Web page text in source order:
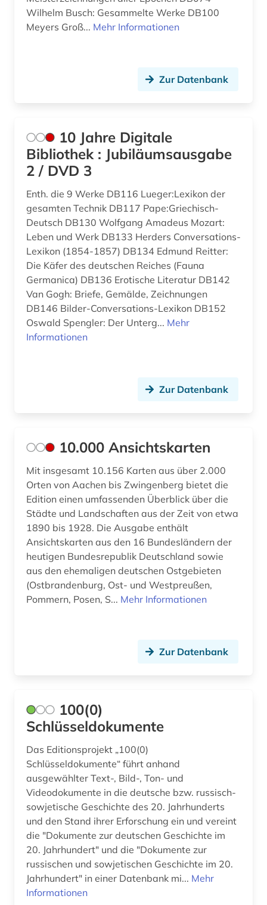
antarktika (1)
antarktis (2)
anthologie (5)
anthropologie (9)
anthroposophie (1)
anthropozän (1)
antifaschismus (2)
antiheld (1)
antikolonialismus (2)
antisemitismus (8)
antisemitismus (motiv) (1)
antisemitismusforschung (1)
apartheid (3)
apologetik (1)
apostolische pönitentiarie (1)
apotheke (1)
arabistik (5)
arbeit (1)
arbeiterbewegung (12)
arbeiterin (1)
arbeiterklasse (1)
arbeitsbeziehungen (1)
arbeitskampf (1)
architektur (11)
Wilhelm Busch: Gesammelte Werke DB100
Meyers Groß... Mehr Informationen
Zur Datenbank
10 Jahre Digitale
Bibliothek : Jubiläumsausgabe
2 / DVD 3
Enth. die 9 Werke DB116 Lueger:Lexikon der
gesamten Technik DB117 Pape:Griechisch-
Deutsch DB130 Wolfgang Amadeus Mozart:
Leben und Werk DB133 Herders Conversations-
Lexikon (1854-1857) DB134 Edmund Reitter:
Die Käfer des deutschen Reiches (Fauna
Germanica) DB136 Erotische Literatur DB142
Van Gogh: Briefe, Gemälde, Zeichnungen
DB146 Bilder-Conversations-Lexikon DB152
Oswald Spengler: Der Unterg... Mehr
Informationen
Zur Datenbank
10.000 Ansichtskarten
Mit insgesamt 10.156 Karten aus über 2.000
Orten von Aachen bis Zwingenberg bietet die
Edition einen umfassenden Überblick über die
Städte und Landschaften aus der Zeit von etwa
1890 bis 1928. Die Ausgabe enthält
Ansichtskarten aus den 16 Bundesländern der
heutigen Bundesrepublik Deutschland sowie
aus den ehemaligen deutschen Ostgebieten
(Ostbrandenburg, Ost- und Westpreußen,
Pommern, Posen, S... Mehr Informationen
Zur Datenbank
100(0)
Schlüsseldokumente
Das Editionsprojekt „100(0)
Schlüsseldokumente“ führt anhand
ausgewählter Text-, Bild-, Ton- und
Videodokumente in die deutsche bzw. russisch-
sowjetische Geschichte des 20. Jahrhunderts
und den Stand ihrer Erforschung ein und vereint
die "Dokumente zur deutschen Geschichte im
20. Jahrhundert" und die "Dokumente zur
russischen und sowjetischen Geschichte im 20.
Jahrhundert" in einer Datenbank mi... Mehr
Informationen